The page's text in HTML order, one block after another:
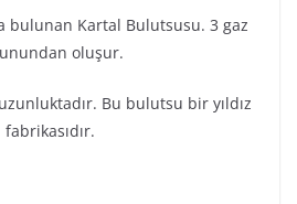
bulunan Kartal Bulutsusu. 3 gaz
oluşur.
uzunluktadır. Bu bulutsu bir yıldız
fabrikasıdır.